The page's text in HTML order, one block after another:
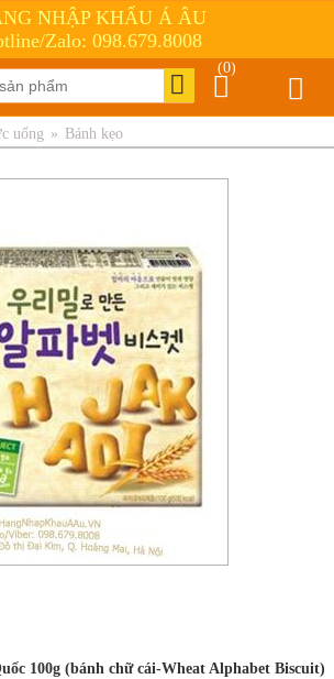
NHẬP KHẨU Á ÂU
Zalo: 098.679.8008
(0)
uống » Bánh kẹo
100g (bánh chữ cái-Wheat Alphabet Biscuit)